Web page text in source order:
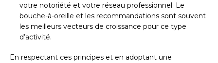
votre notoriété et votre réseau professionnel. Le
bouche-à-oreille et les recommandations sont souvent
les meilleurs vecteurs de croissance pour ce type
d’activité.
En respectant ces principes et en adoptant une